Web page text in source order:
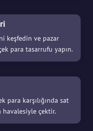
keşfedin ve pazar
para tasarrufu yapın.
para karşılığında sat
havalesiyle çektir.